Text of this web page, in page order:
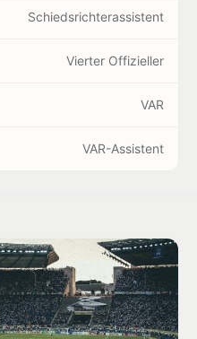
Schiedsrichterassistent
Vierter Offizieller
VAR
VAR-Assistent